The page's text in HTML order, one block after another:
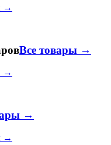
→
Все товары →
→
→
→